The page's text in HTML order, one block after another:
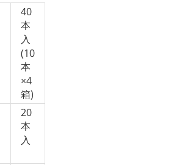
40
本
入
(10
本
×4
箱)
20
本
入